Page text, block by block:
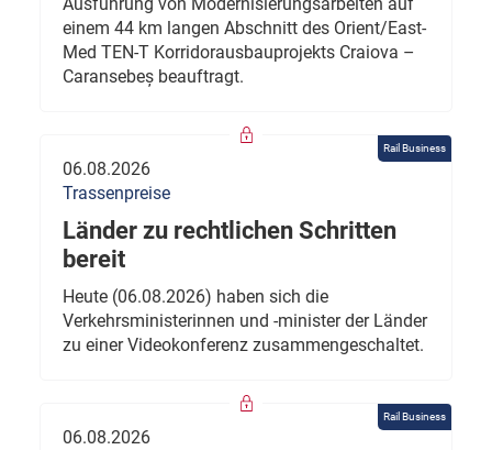
einem 44 km langen Abschnitt des Orient/East-
Med TEN-T Korridorausbauprojekts Craiova –
Caransebeș beauftragt.
Rail Business
06.08.2026
Trassenpreise
Länder zu rechtlichen Schritten
bereit
Heute (06.08.2026) haben sich die
Verkehrsministerinnen und -minister der Länder
zu einer Videokonferenz zusammengeschaltet.
Rail Business
06.08.2026